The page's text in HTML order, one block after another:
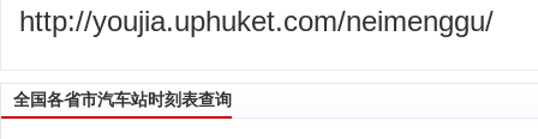
http://youjia.uphuket.com/neimenggu/
全国各省市汽车站时刻表查询